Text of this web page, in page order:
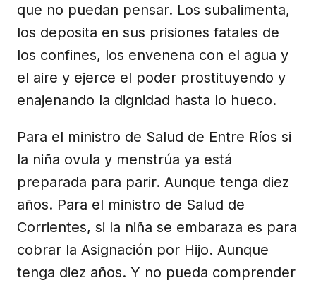
que no puedan pensar. Los subalimenta,
los deposita en sus prisiones fatales de
los confines, los envenena con el agua y
el aire y ejerce el poder prostituyendo y
enajenando la dignidad hasta lo hueco.
Para el ministro de Salud de Entre Ríos si
la niña ovula y menstrúa ya está
preparada para parir. Aunque tenga diez
años. Para el ministro de Salud de
Corrientes, si la niña se embaraza es para
cobrar la Asignación por Hijo. Aunque
tenga diez años. Y no pueda comprender